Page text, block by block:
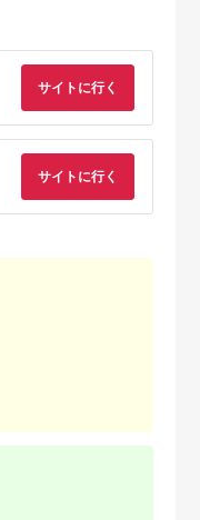
サキ 北海
に 雲丹
120g (60g×2) キタム
ラサキウニ100% ミ
サイトに行く
サイトに行く